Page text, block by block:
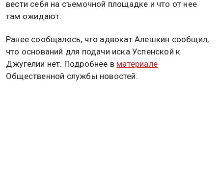
вести себя на съемочной площадке и что от нее
там ожидают.
Ранее сообщалось, что адвокат Алешкин сообщил,
что оснований для подачи иска Успенской к
Джугелии нет. Подробнее в материале
Общественной службы новостей.